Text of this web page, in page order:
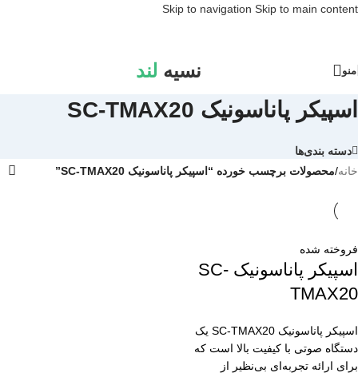
Skip to navigation Skip to main content
منو نسیه لند
اسپیکر پاناسونیک SC-TMAX20
دسته بندی‌ها
خانه/محصولات برچسب خورده “اسپیکر پاناسونیک SC-TMAX20”
فروخته شده
اسپیکر پاناسونیک SC-
TMAX20
اسپیکر پاناسونیک SC-TMAX20 یک
دستگاه صوتی با کیفیت بالا است که
برای ارائه تجربه‌ای بی‌نظیر از